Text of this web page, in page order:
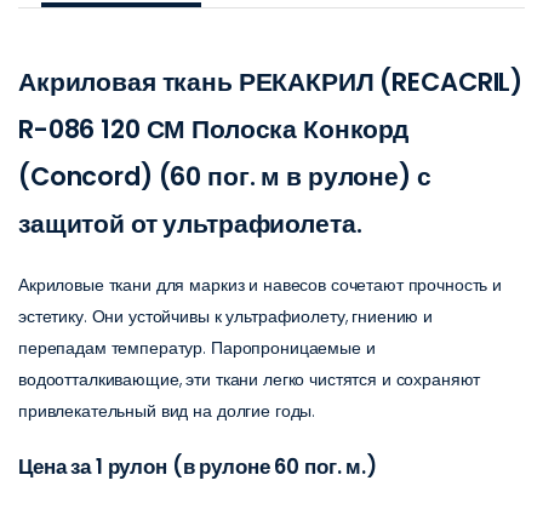
Акриловая ткань РЕКАКРИЛ (RECACRIL)
R-086 120 СМ Полоска Конкорд
(Concord) (60 пог. м в рулоне) с
защитой от ультрафиолета.
Акриловые ткани для маркиз и навесов сочетают прочность и
эстетику. Они устойчивы к ультрафиолету, гниению и
перепадам температур. Паропроницаемые и
водоотталкивающие, эти ткани легко чистятся и сохраняют
привлекательный вид на долгие годы.
Цена за 1 рулон (в рулоне 60 пог. м.)